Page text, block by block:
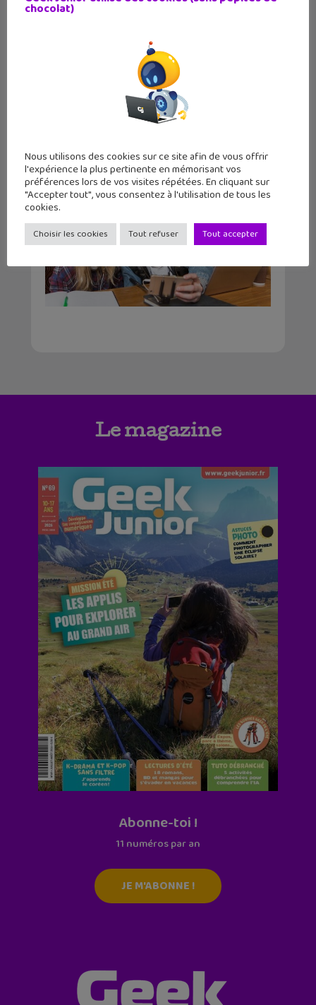
Les missions de conseilpour une aide à
éditoriale auprès d’associations ou
d’entreprises à vocation sociale ou
Notre réseau de 14 intervenant·e·s est à votre
écoute pour tous vos projets de médiation.
Le magazine
Abonne-toi !
11 numéros par an
JE M'ABONNE !
chocolat)
Nous utilisons des cookies sur ce site afin de vous offrir
l'expérience la plus pertinente en mémorisant vos
préférences lors de vos visites répétées. En cliquant sur
"Accepter tout", vous consentez à l'utilisation de tous les
cookies.
Choisir les cookies Tout refuser Tout accepter